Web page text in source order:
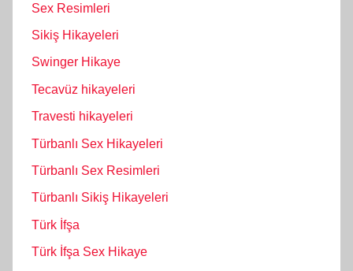
Sex Resimleri
Sikiş Hikayeleri
Swinger Hikaye
Tecavüz hikayeleri
Travesti hikayeleri
Türbanlı Sex Hikayeleri
Türbanlı Sex Resimleri
Türbanlı Sikiş Hikayeleri
Türk İfşa
Türk İfşa Sex Hikaye